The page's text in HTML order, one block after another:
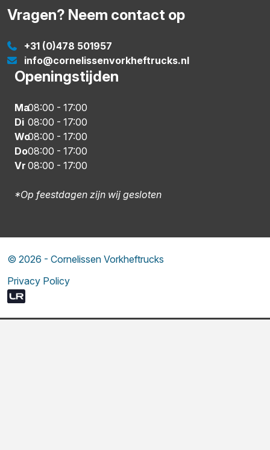
Vragen? Neem contact op
+31 (0)478 501957
info@cornelissenvorkheftrucks.nl
Openingstijden
Ma08:00 - 17:00
Di 08:00 - 17:00
Wo08:00 - 17:00
Do08:00 - 17:00
Vr 08:00 - 17:00
*Op feestdagen zijn wij gesloten
© 2026 - Cornelissen Vorkheftrucks
Privacy Policy